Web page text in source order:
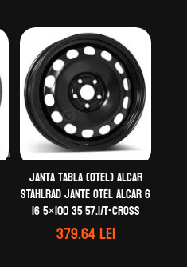
Janta tabla (otel) ALCAR
STAHLRAD Jante otel ALCAR 6
16 5×100 35 57.1/T-Cross
379.64lei